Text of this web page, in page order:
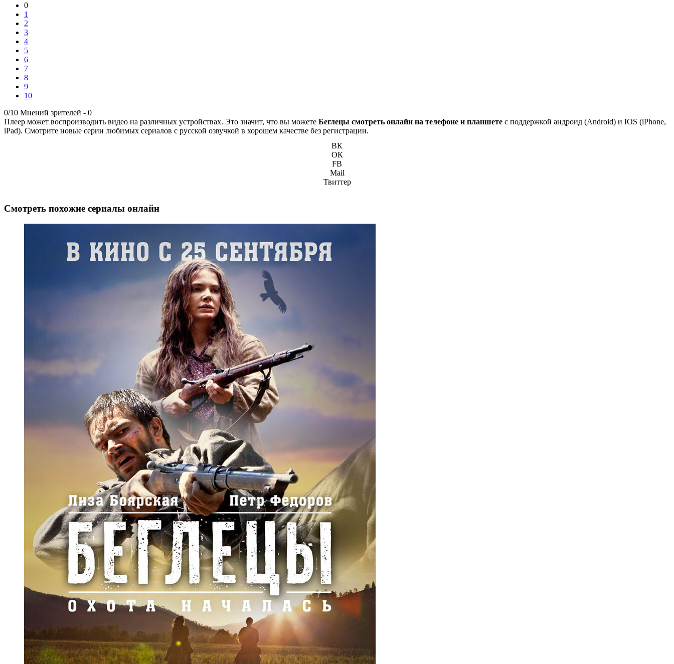
0
1
2
3
4
5
6
7
8
9
10
0/10 Мнений зрителей - 0
Плеер может воспроизводить видео на различных устройствах. Это значит, что вы можете Беглецы смотреть онлайн на телефоне и планшете с поддержкой андроид (Android) и IOS (iPhone,
iPad). Смотрите новые серии любимых сериалов с русской озвучкой в хорошем качестве без регистрации.
ВК
ОК
FB
Mail
Твиттер
Смотреть похожие сериалы онлайн